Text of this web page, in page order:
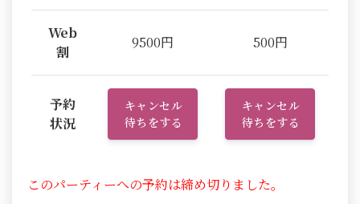
Web
割
9500円 500円
予約
状況
キャンセル
待ちをする
キャンセル
待ちをする
このパーティーへの予約は締め切りました。